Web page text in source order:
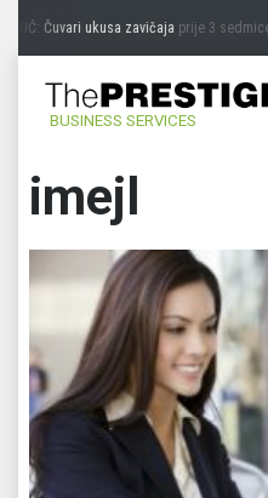
Čuvari ukusa zavičajaprije 3 sedmice
BUSINESS SERVICES
imejl